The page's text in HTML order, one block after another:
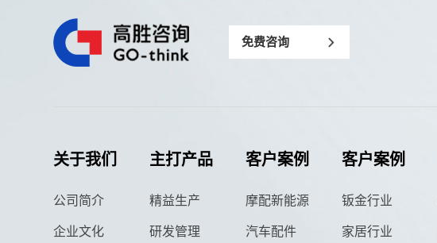
免费咨询
关于我们
公司简介
企业文化
主打产品
精益生产
研发管理
客户案例
摩配新能源
汽车配件
客户案例
钣金行业
家居行业